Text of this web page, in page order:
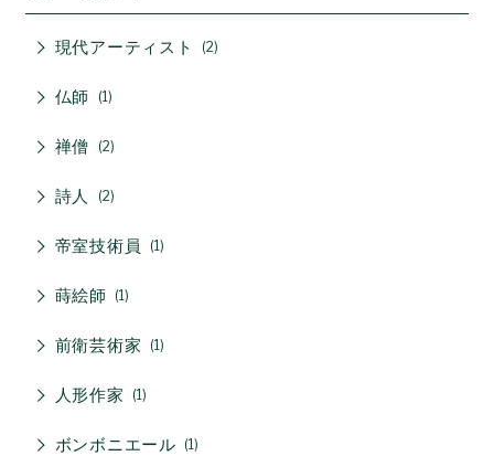
現代アーティスト 2
仏師 1
禅僧 2
詩人 2
帝室技術員 1
蒔絵師 1
前衛芸術家 1
人形作家 1
ボンボニエール 1